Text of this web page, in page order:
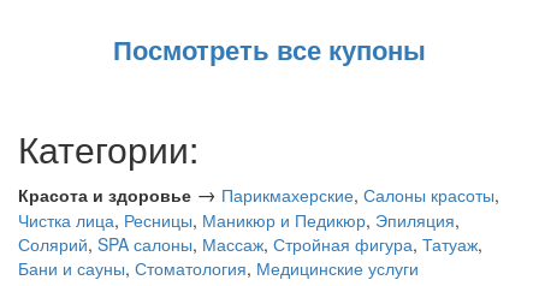
Посмотреть все купоны
Категории:
Красота и здоровье → Парикмахерские, Салоны красоты,
Чистка лица, Ресницы, Маникюр и Педикюр, Эпиляция,
Солярий, SPA салоны, Массаж, Стройная фигура, Татуаж,
Бани и сауны, Стоматология, Медицинские услуги